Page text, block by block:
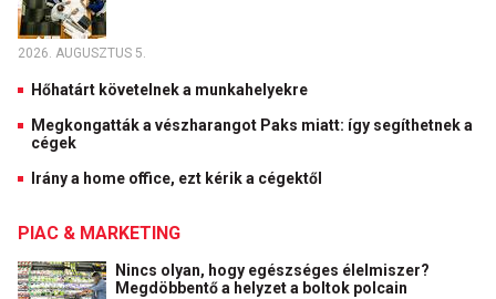
2026. AUGUSZTUS 5.
Hőhatárt követelnek a munkahelyekre
Megkongatták a vészharangot Paks miatt: így segíthetnek a
cégek
Irány a home office, ezt kérik a cégektől
PIAC & MARKETING
Nincs olyan, hogy egészséges élelmiszer?
Megdöbbentő a helyzet a boltok polcain